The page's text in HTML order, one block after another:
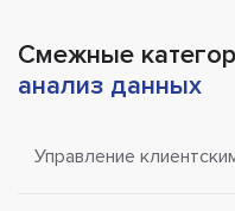
Смежные
анализ данных
Управление